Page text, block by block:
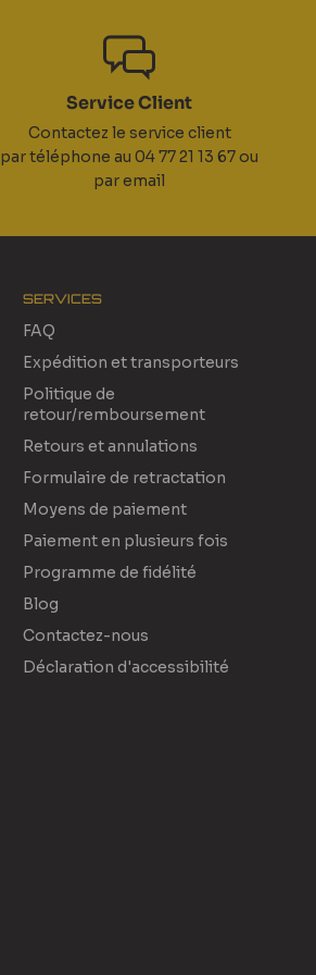
Service Client
Contactez le service client
par téléphone au 04 77 21 13 67 ou
par email
SERVICES
FAQ
Expédition et transporteurs
Politique de
retour/remboursement
Retours et annulations
Formulaire de retractation
Moyens de paiement
Paiement en plusieurs fois
Programme de fidélité
Blog
Contactez-nous
Déclaration d'accessibilité